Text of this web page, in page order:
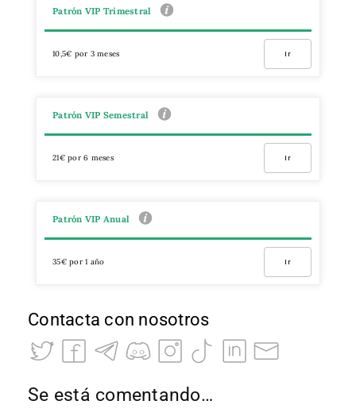
Patrón VIP Trimestral
10,5€ por 3 meses Ir
Patrón VIP Semestral
21€ por 6 meses Ir
Patrón VIP Anual
35€ por 1 año Ir
Contacta con nosotros
Se está comentando…